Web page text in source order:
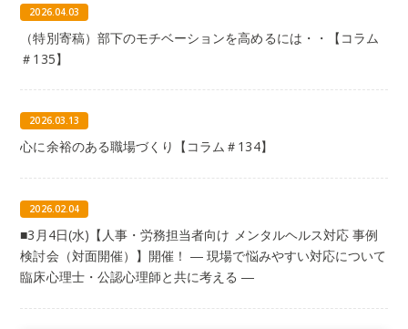
2026.04.03
（特別寄稿）部下のモチベーションを高めるには・・【コラム
＃135】
2026.03.13
心に余裕のある職場づくり【コラム＃134】
2026.02.04
■3月4日(水)【人事・労務担当者向け メンタルヘルス対応 事例
検討会（対面開催）】開催！ ― 現場で悩みやすい対応について
臨床心理士・公認心理師と共に考える ―